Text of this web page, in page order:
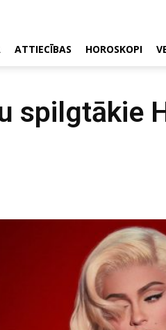
ATTIECĪBAS HOROSKOPI
spilgtākie